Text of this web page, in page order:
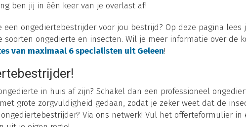
ben jij in één keer van je overlast af!
ongediertebestrijder voor jou bestrijd? Op deze pagina lees
ongedierte en insecten. Wil je meer informatie over de
van maximaal 6 specialisten uit Geleen!
in huis af zijn? Schakel dan een professioneel
grote zorgvuldigheid gedaan, zodat je zeker weet dat de
Via ons netwerk! Vul het offerteformulier